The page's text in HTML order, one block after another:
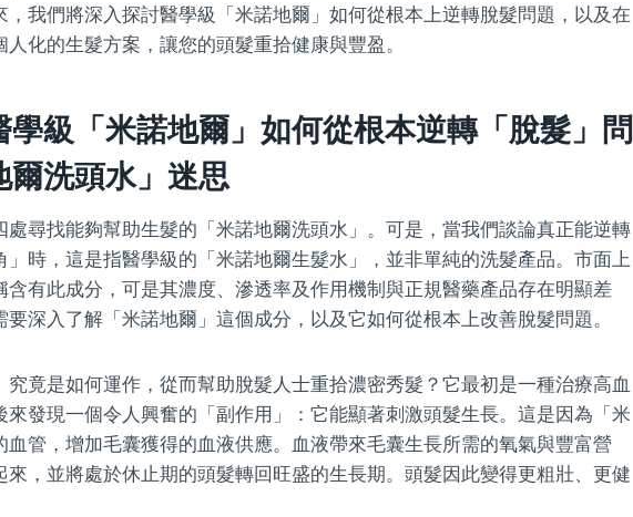
我們將深入探討醫學級「米諾地爾」如何從根本上逆轉脫髮問題，以及在
化的生髮方案，讓您的頭髮重拾健康與豐盈。
級「米諾地爾」如何從根本逆轉「脫髮」問
爾洗頭水」迷思
尋找能夠幫助生髮的「米諾地爾洗頭水」。可是，當我們談論真正能逆轉
時，這是指醫學級的「米諾地爾生髮水」，並非單純的洗髮產品。市面上
有此成分，可是其濃度、滲透率及作用機制與正規醫藥產品存在明顯差
深入了解「米諾地爾」這個成分，以及它如何從根本上改善脫髮問題。
竟是如何運作，從而幫助脫髮人士重拾濃密秀髮？它最初是一種治療高血
發現一個令人興奮的「副作用」：它能顯著刺激頭髮生長。這是因為「米
管，增加毛囊獲得的血液供應。血液帶來毛囊生長所需的氧氣與豐富營
，並將處於休止期的頭髮轉回旺盛的生長期。頭髮因此變得更粗壯、更健